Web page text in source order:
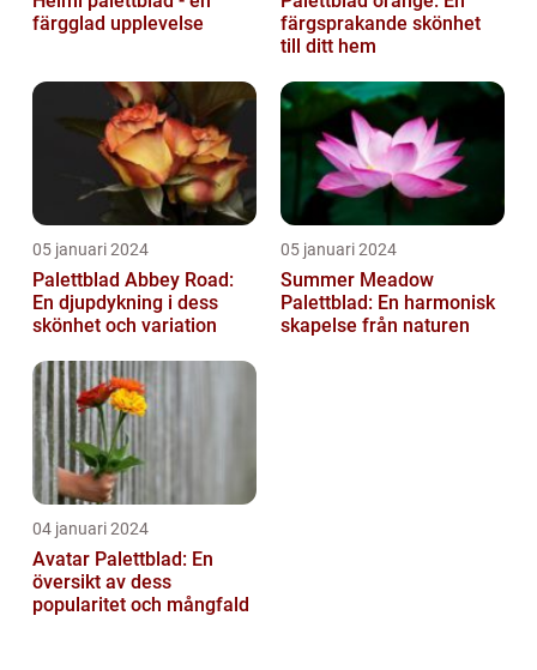
färgglad upplevelse
färgsprakande skönhet
till ditt hem
05 januari 2024
Palettblad Abbey Road:
En djupdykning i dess
skönhet och variation
05 januari 2024
Summer Meadow
Palettblad: En harmonisk
skapelse från naturen
04 januari 2024
Avatar Palettblad: En
översikt av dess
popularitet och mångfald